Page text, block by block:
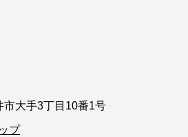
市大手3丁目10番1号
プ